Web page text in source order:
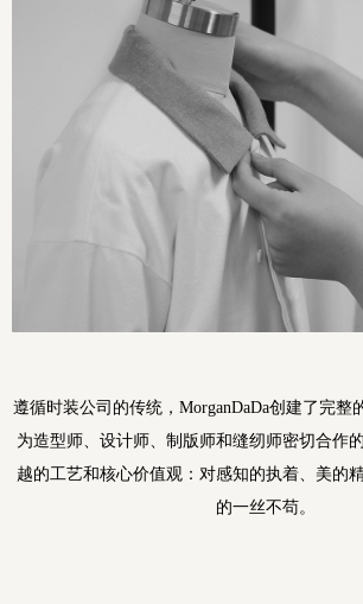
遵循时装公司的传统，MorganDaDa创建了完整
为造型师、设计师、制版师和缝纫师密切合作
越的工艺和核心价值观：对感知的执着、美的
的一丝不苟。